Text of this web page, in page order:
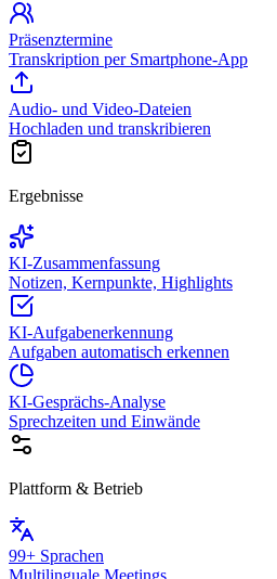
Präsenztermine
Transkription per Smartphone-App
Audio- und Video-Dateien
Hochladen und transkribieren
Ergebnisse
KI-Zusammenfassung
Notizen, Kernpunkte, Highlights
KI-Aufgabenerkennung
Aufgaben automatisch erkennen
KI-Gesprächs-Analyse
Sprechzeiten und Einwände
Plattform & Betrieb
99+ Sprachen
Multilinguale Meetings